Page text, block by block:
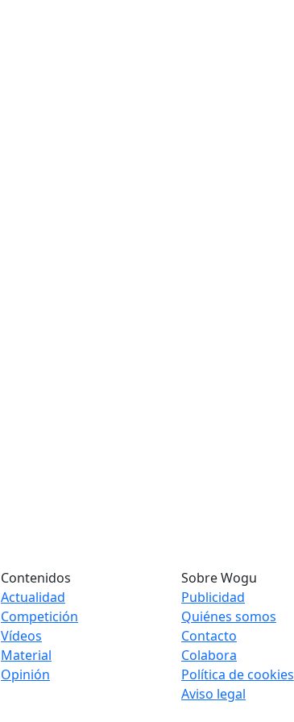
Contenidos
Actualidad
Competición
Vídeos
Material
Opinión
Sobre Wogu
Publicidad
Quiénes somos
Contacto
Colabora
Política de cookies
Aviso legal